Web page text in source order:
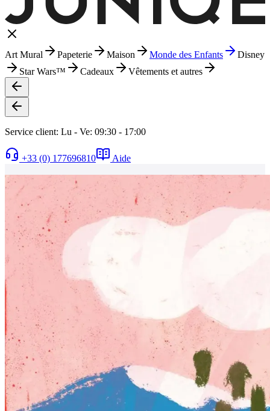
Art Mural Papeterie Maison Monde des Enfants
Disney
Star Wars™
Cadeaux Vêtements et autres
Service client: Lu - Ve: 09:30 - 17:00
+33 (0) 177696810 Aide